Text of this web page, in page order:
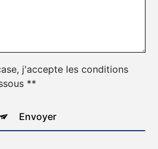
j'accepte les conditions
**
Envoyer